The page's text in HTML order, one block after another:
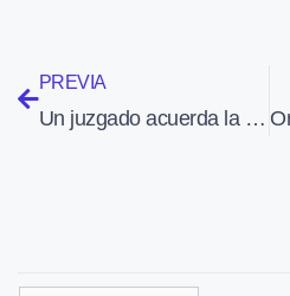
PREVIA
Un juzgado acuerda la liquidación de la empresa Jet Ready